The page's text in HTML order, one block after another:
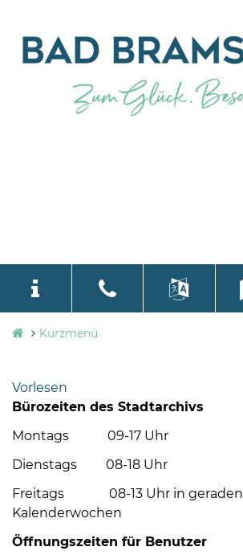
Stadtverwaltung
Bramstedt
Bleeck 15-
24576 Bad
Bramstedt
04192-
506-
zentrale@badbramstedt.de
language
Kurzmenü
Vorlesen
Bürozeiten des Stadtarchivs
Montags 09-17 Uhr
Dienstags 08-18 Uhr
Freitags 08-13 Uhr in geraden
Kalenderwochen
Öffnungszeiten für Benutzer